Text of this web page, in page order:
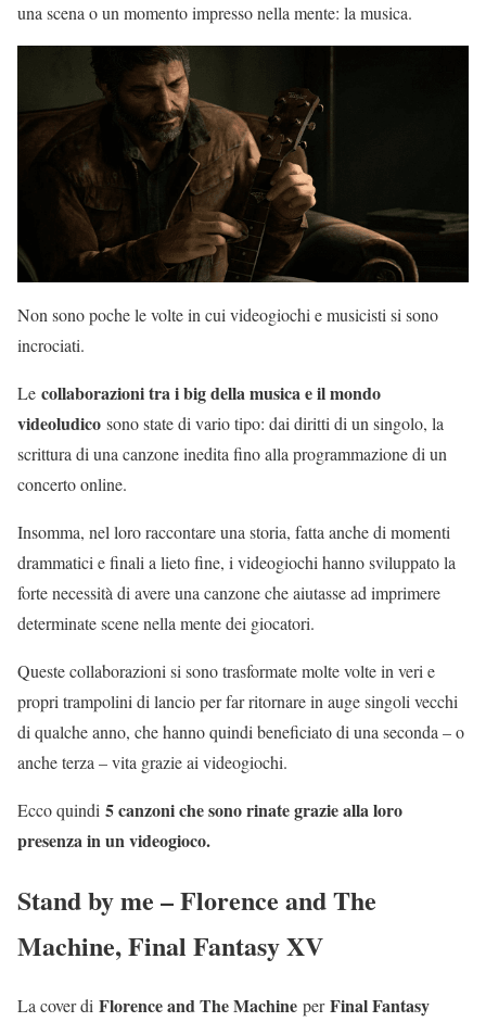
una scena o un momento impresso nella mente: la musica.
Non sono poche le volte in cui videogiochi e musicisti si sono
incrociati.
Le collaborazioni tra i big della musica e il mondo
videoludico sono state di vario tipo: dai diritti di un singolo, la
scrittura di una canzone inedita fino alla programmazione di un
concerto online.
Insomma, nel loro raccontare una storia, fatta anche di momenti
drammatici e finali a lieto fine, i videogiochi hanno sviluppato la
forte necessità di avere una canzone che aiutasse ad imprimere
determinate scene nella mente dei giocatori.
Queste collaborazioni si sono trasformate molte volte in veri e
propri trampolini di lancio per far ritornare in auge singoli vecchi
di qualche anno, che hanno quindi beneficiato di una seconda – o
anche terza – vita grazie ai videogiochi.
Ecco quindi 5 canzoni che sono rinate grazie alla loro
presenza in un videogioco.
Stand by me – Florence and The
Machine, Final Fantasy XV
La cover di Florence and The Machine perFinal Fantasy